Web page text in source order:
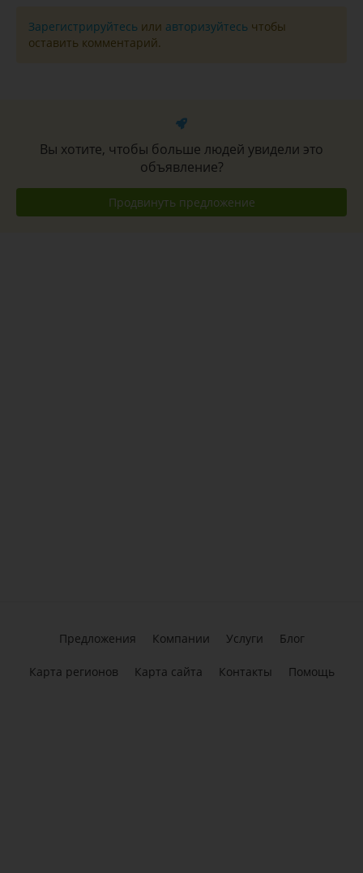
Зарегистрируйтесь или авторизуйтесь чтобы
оставить комментарий.
Вы хотите, чтобы больше людей увидели это
объявление?
Продвинуть предложение
Предложения Компании Услуги Блог
Карта регионов Карта сайта Контакты Помощь